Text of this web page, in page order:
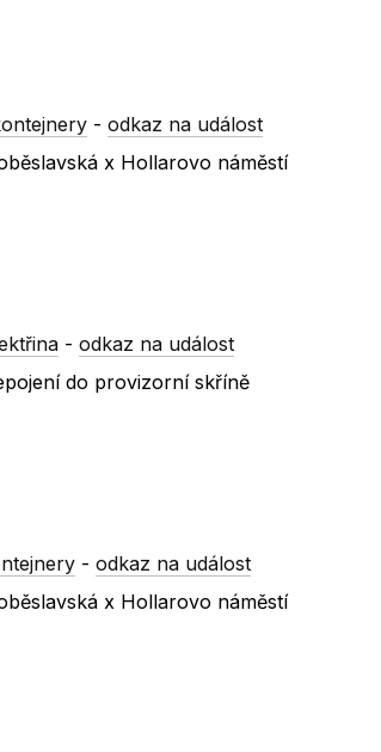
-odkaz na událost
x Hollarovo náměstí
-odkaz na událost
do provizorní skříně
-odkaz na událost
x Hollarovo náměstí